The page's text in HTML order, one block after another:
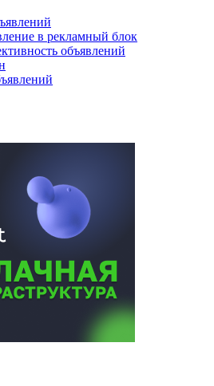
в рекламный блок
объявлений